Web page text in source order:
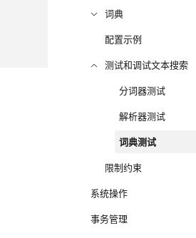
词典
配置示例
测试和调试文本搜索
分词器测试
解析器测试
词典测试
限制约束
系统操作
事务管理
©2026 Huaweicloud.com 版权所
增值电信业务经营许可证：
电子营业执照 贵公网安备